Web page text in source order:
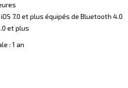
7.0 et plus équipés de Bluetooth 4.0
et plus
: 1 an